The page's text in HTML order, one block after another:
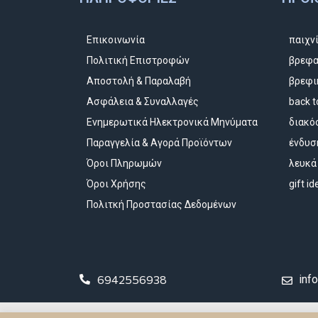
Επικοινωνία
Πολιτική Επιστροφών
Αποστολή & Παραλαβή
Ασφάλεια & Συναλλαγές
Ενημερωτικά Ηλεκτρονικά Μηνύματα
Παραγγελία & Αγορά Προϊόντων
Όροι Πληρωμών
Όροι Χρήσης
Πολιτκή Προστασίας Δεδομένων
back
λευκά
gift
6942556938